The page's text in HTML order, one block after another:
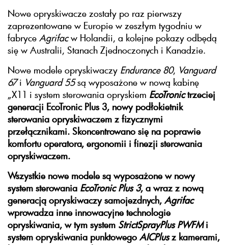
Nowe opryskiwacze zostały po raz pierwszy
zaprezentowane w Europie w zeszłym tygodniu w
fabryce Agrifacw Holandii, a kolejne pokazy odbędą
się w Australii, Stanach Zjednoczonych i Kanadzie.
Nowe modele opryskiwaczy Endurance 80, Vanguard
67i Vanguard 55są wyposażone w nową kabinę
„X11 i system sterowania opryskiem EcoTronictrzeciej
generacji EcoTronic Plus 3, nowy podłokietnik
sterowania opryskiwaczem z fizycznymi
przełącznikami. Skoncentrowano się na poprawie
komfortu operatora, ergonomii i finezji sterowania
opryskiwaczem.
Wszystkie nowe modele są wyposażone w nowy
system sterowania EcoTronicPlus 3, a wraz z nową
generacją opryskiwaczy samojezdnych, Agrifac
wprowadza inne innowacyjne technologie
opryskiwania, w tym system StrictSprayPlus PWFMi
system opryskiwania punktowego AICPlusz kamerami,